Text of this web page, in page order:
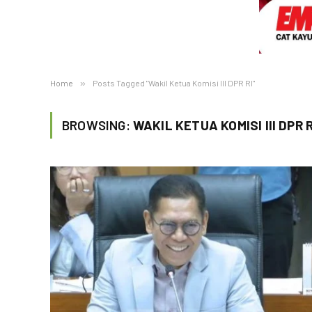
Home » Posts Tagged "Wakil Ketua Komisi III DPR RI"
BROWSING: WAKIL KETUA KOMISI III DPR